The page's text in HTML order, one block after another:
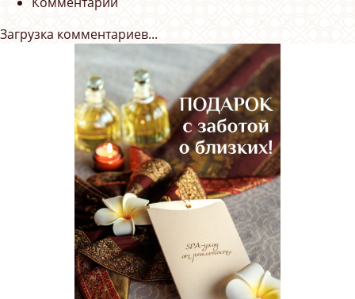
Загрузка комментариев...